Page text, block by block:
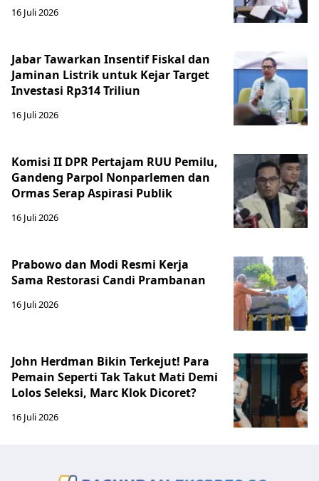
16 Juli 2026
Jabar Tawarkan Insentif Fiskal dan
Jaminan Listrik untuk Kejar Target
Investasi Rp314 Triliun
16 Juli 2026
Komisi II DPR Pertajam RUU Pemilu,
Gandeng Parpol Nonparlemen dan
Ormas Serap Aspirasi Publik
16 Juli 2026
Prabowo dan Modi Resmi Kerja
Sama Restorasi Candi Prambanan
16 Juli 2026
John Herdman Bikin Terkejut! Para
Pemain Seperti Tak Takut Mati Demi
Lolos Seleksi, Marc Klok Dicoret?
16 Juli 2026